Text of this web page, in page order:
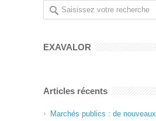
EXAVALOR
Articles récents
Marchés publics : de nouveaux